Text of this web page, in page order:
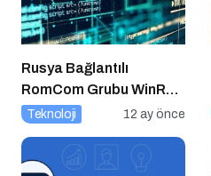
Rusya Bağlantılı
RomCom Grubu WinRAR
Açığını Hedef Aldı
Teknoloji 12 ay önce